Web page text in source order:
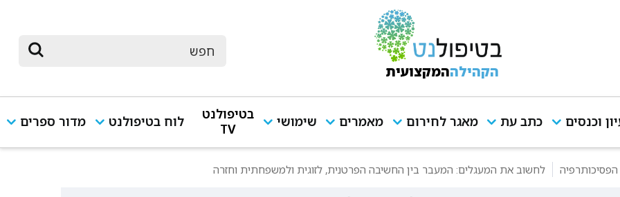
הקהילההמקצועית
וכנסים כתב עת מאגר לחירום מאמרים שימושי
בטיפולנט
TV
לוח בטיפולנט מדור ספרים
לחשוב את המעגלים: המעבר בין החשיבה הפרטנית, לזוגית ולמשפחתית וחזרה